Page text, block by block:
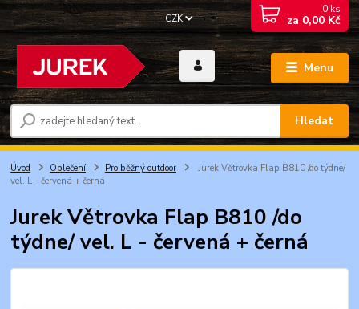
Menu
CZK
Hledat
0 ks
za 0,00 Kč
Úvod Oblečení Pro běžný outdoor
Jurek Větrovka Flap B810 /do týdne/
vel. L - červená + černá
Jurek Větrovka Flap B810 /do
týdne/ vel. L - červená + černá